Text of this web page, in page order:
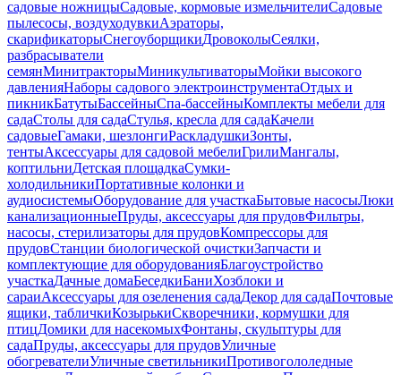
садовые ножницыСадовые, кормовые измельчителиСадовые
пылесосы, воздуходувкиАэраторы,
скарификаторыСнегоуборщикиДровоколыСеялки,
разбрасыватели
семянМинитракторыМиникультиваторыМойки высокого
давленияНаборы садового электроинструментаОтдых и
пикникБатутыБассейныСпа-бассейныКомплекты мебели для
садаСтолы для садаСтулья, кресла для садаКачели
садовыеГамаки, шезлонгиРаскладушкиЗонты,
тентыАксессуары для садовой мебелиГрилиМангалы,
коптильниДетская площадкаСумки-
холодильникиПортативные колонки и
аудиосистемыОборудование для участкаБытовые насосыЛюки
канализационныеПруды, аксессуары для прудовФильтры,
насосы, стерилизаторы для прудовКомпрессоры для
прудовСтанции биологической очисткиЗапчасти и
комплектующие для оборудованияБлагоустройство
участкаДачные домаБеседкиБаниХозблоки и
сараиАксессуары для озеленения садаДекор для садаПочтовые
ящики, табличкиКозырькиСкворечники, кормушки для
птицДомики для насекомыхФонтаны, скульптуры для
садаПруды, аксессуары для прудовУличные
обогревателиУличные светильникиПротивогололедные